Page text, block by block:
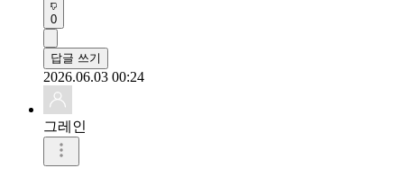
0
답글 쓰기
2026.06.03 00:24
그레인